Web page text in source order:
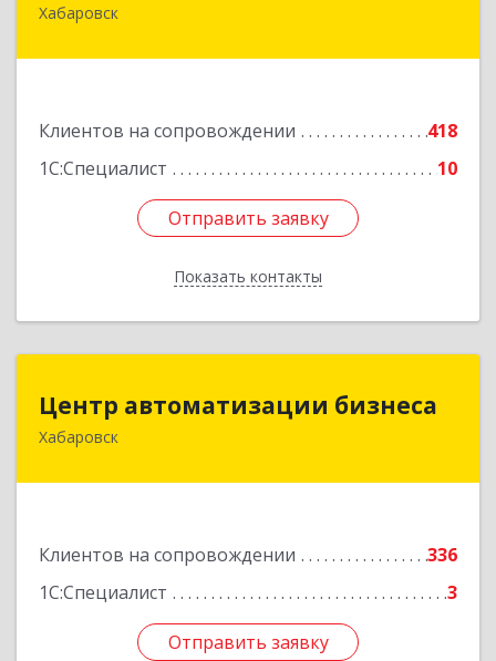
Хабаровск
Клиентов на сопровождении
418
1С:Специалист
10
Отправить заявку
Показать контакты
680000, Хабаровский край, Хабаровск г,
Отправить заявку
Назад
Центр автоматизации бизнеса
Хабаровск
Клиентов на сопровождении
336
1С:Специалист
3
Отправить заявку
Центр автоматизации бизнеса
680030, Хабаровский край, Хабаровск г, Ленина
Отправить заявку